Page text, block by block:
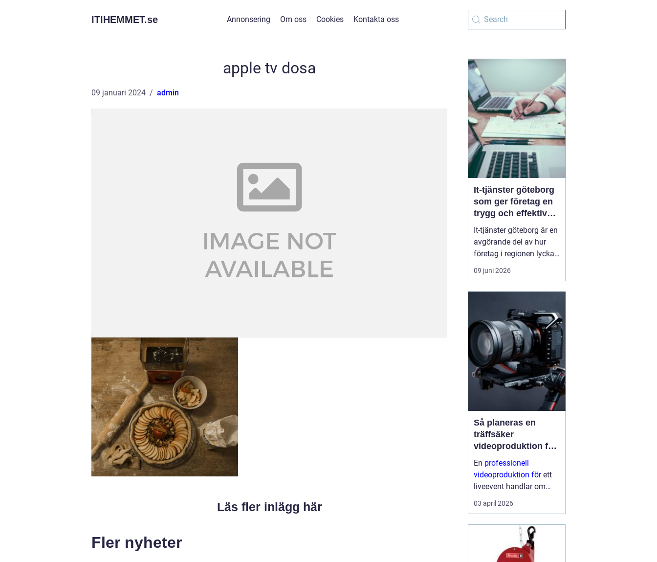
ITIHEMMET.se Annonsering Om oss Cookies Kontakta oss
apple tv dosa
09 januari 2024 admin
Läs fler inlägg här
Fler nyheter
It-tjänster göteborg
som ger företag en
trygg och effektiv
vardag
It-tjänster göteborg är en
avgörande del av hur
företag i regionen lyckas
skapa en säker, stabil
och effektiv digital
blir arbetsdagen
smidigare, personalen
mindre stressad och
kunderna mer nöjda.
Många verks...
09 juni 2026
Så planeras en
träffsäker
videoproduktion för
liveevent
En professionell
videoproduktion förett
liveevent handlar om
långt mer än kameror
och skärmar. Den avgör
talare, artister och
och på distans. När
03 april 2026